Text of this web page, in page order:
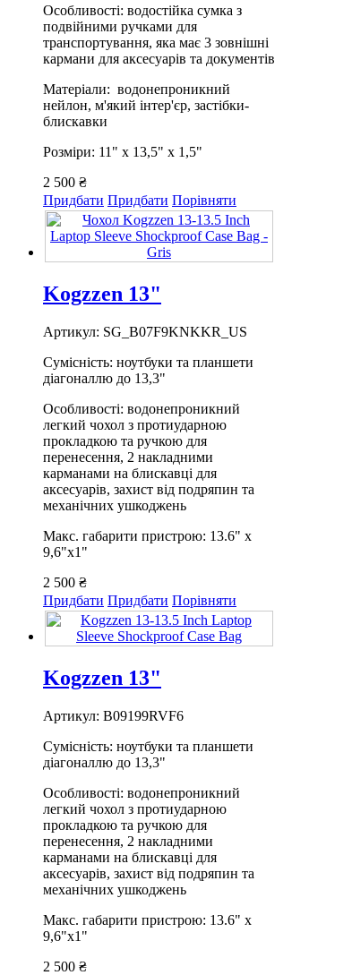
Особливості: водостійка сумка з
подвійними ручками для
транспортування, яка має 3 зовнішні
кармани для аксесуарів та документів
Матеріали: водонепроникний
нейлон, м'який інтер'єр, застібки-
блискавки
Розміри: 11" х 13,5" х 1,5"
2 500 ₴
Придбати Придбати Порівняти
Kogzzen 13"
Артикул: SG_B07F9KNKKR_US
Сумісність: ноутбуки та планшети
діагоналлю до 13,3"
Особливості: водонепроникний
легкий чохол з протиударною
прокладкою та ручкою для
перенесення, 2 накладними
карманами на блискавці для
аксесуарів, захист від подряпин та
механічних ушкоджень
Макс. габарити пристрою: 13.6" х
9,6"х1"
2 500 ₴
Придбати Придбати Порівняти
Kogzzen 13"
Артикул: B09199RVF6
Сумісність: ноутбуки та планшети
діагоналлю до 13,3"
Особливості: водонепроникний
легкий чохол з протиударною
прокладкою та ручкою для
перенесення, 2 накладними
карманами на блискавці для
аксесуарів, захист від подряпин та
механічних ушкоджень
Макс. габарити пристрою: 13.6" х
9,6"х1"
2 500 ₴